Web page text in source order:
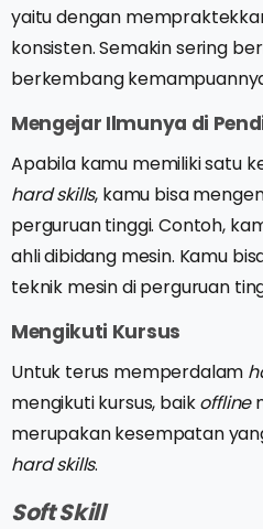
yaitu dengan
konsisten. Semakin sering
berkembang
Mengejar Ilmunya di
Apabila kamu memiliki satu
hard skills, kamu bisa
perguruan tinggi. Contoh,
ahli dibidang mesin. Kamu
teknik mesin di perguruan
Mengikuti Kursus
Untuk terus memperdalam
mengikuti kursus, baikoffline
merupakan kesempatan
hard skills.
Soft Skill